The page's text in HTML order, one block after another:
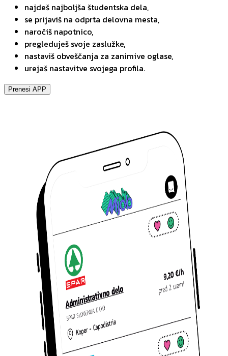
najdeš najboljša študentska dela,
se prijaviš na odprta delovna mesta,
naročiš napotnico,
pregleduješ svoje zaslužke,
nastaviš obveščanja za zanimive oglase,
urejaš nastavitve svojega profila.
Prenesi APP